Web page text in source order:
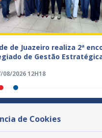
de Juazeiro realiza 2ª
de Gestão
do SUS
08/2026 12H18
de Cookies